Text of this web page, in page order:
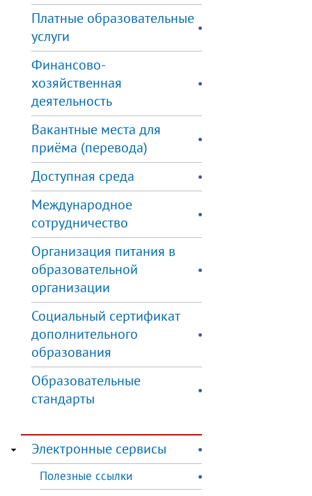
Платные образовательные
услуги
Финансово-
хозяйственная
деятельность
Вакантные места для
приёма (перевода)
Доступная среда
Международное
сотрудничество
Организация питания в
образовательной
организации
Социальный сертификат
дополнительного
образования
Образовательные
стандарты
Электронные сервисы
Полезные ссылки